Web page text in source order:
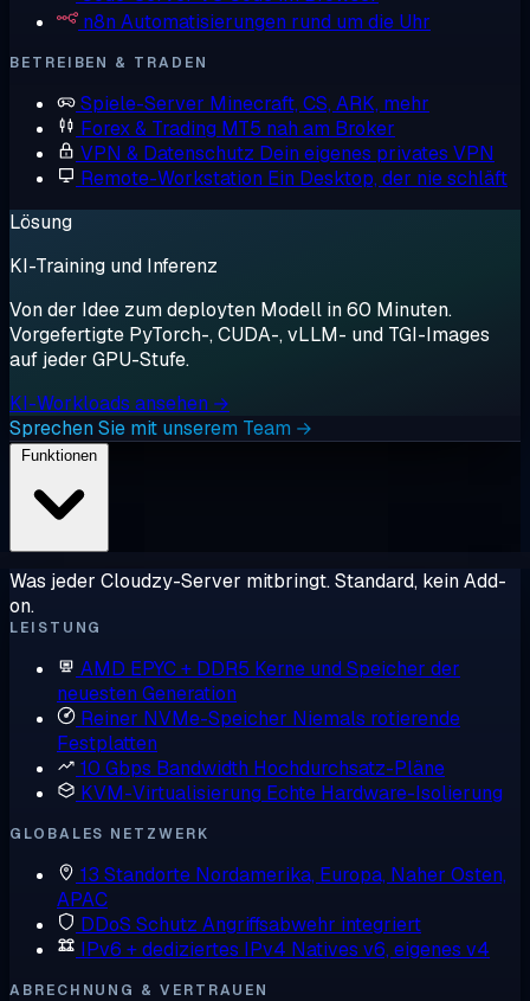
n8n Automatisierungen rund um die Uhr
BETREIBEN & TRADEN
Spiele-Server Minecraft, CS, ARK, mehr
Forex & Trading MT5 nah am Broker
VPN & Datenschutz Dein eigenes privates VPN
Remote-Workstation Ein Desktop, der nie schläft
Lösung
KI-Training und Inferenz
Von der Idee zum deployten Modell in 60 Minuten.
Vorgefertigte PyTorch-, CUDA-, vLLM- und TGI-Images
auf jeder GPU-Stufe.
KI-Workloads ansehen →
Sprechen Sie mit unserem Team →
Was jeder Cloudzy-Server mitbringt. Standard, kein Add-
on.
LEISTUNG
AMD EPYC + DDR5 Kerne und Speicher der
neuesten Generation
Reiner NVMe-Speicher Niemals rotierende
Festplatten
10 Gbps Bandwidth Hochdurchsatz-Pläne
KVM-Virtualisierung Echte Hardware-Isolierung
GLOBALES NETZWERK
13 Standorte Nordamerika, Europa, Naher Osten,
APAC
DDoS Schutz Angriffsabwehr integriert
IPv6 + dediziertes IPv4 Natives v6, eigenes v4
ABRECHNUNG & VERTRAUEN